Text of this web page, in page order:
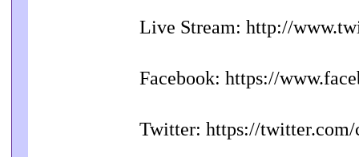
Live Stream: http://
Facebook: https://
Twitter: https://twitter.com/